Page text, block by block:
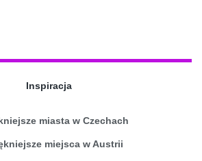
Inspiracja
miasta w Czechach
miejsca w Austrii